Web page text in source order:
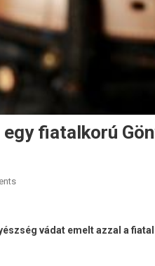
fiatalkorú
vádat emelt azzal a